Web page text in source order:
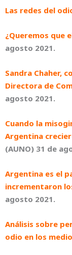
Las redes del
¿Queremos que
agosto 2021.
Sandra Chaher,
Directora de
agosto 2021.
Cuando la
Argentina
(AUNO) 31 de
Argentina es el
incrementaron
agosto 2021.
Análisis sobre
odio en los